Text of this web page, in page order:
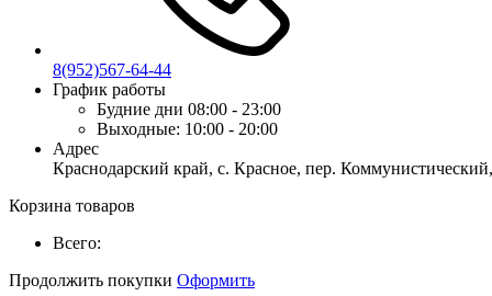
8(952)567-64-44
График работы
Будние дни 08:00 - 23:00
Выходные: 10:00 - 20:00
Адрес
Краснодарский край, с. Красное, пер.
Корзина товаров
Всего:
Продолжить покупки Оформить